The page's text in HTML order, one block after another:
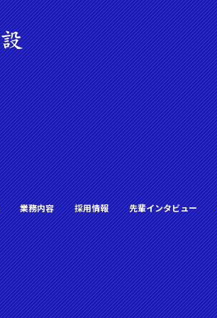
業務内容 採用情報 先輩インタビュー